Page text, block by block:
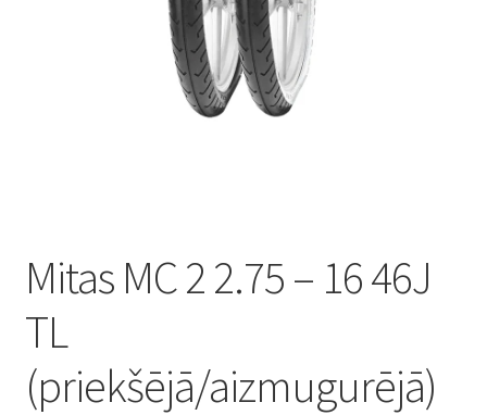
Mitas MC 2 2.75 – 16 46J
TL
(priekšējā/aizmugurējā)